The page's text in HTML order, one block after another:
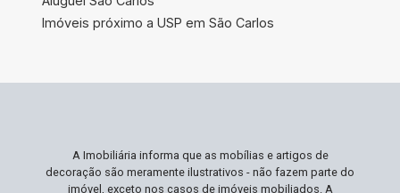
Imóveis próximo a USP em São Carlos
A Imobiliária informa que as mobílias e artigos de
decoração são meramente ilustrativos - não fazem parte do
imóvel, exceto nos casos de imóveis mobiliados. A